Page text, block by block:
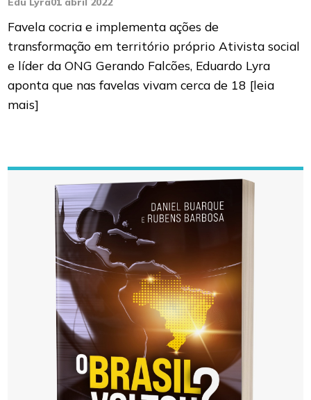
Favela cocria e implementa ações de
transformação em território próprio Ativista social
e líder da ONG Gerando Falcões, Eduardo Lyra
aponta que nas favelas vivam cerca de 18 [leia
mais]